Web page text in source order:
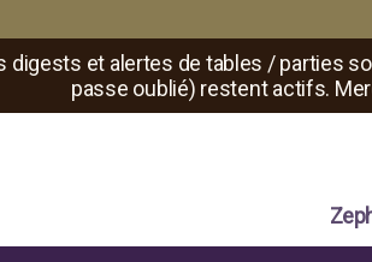
et alertes de tables / parties
passe oublié) restent actifs.